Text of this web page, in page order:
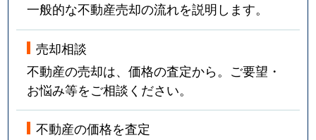
一般的な不動産売却の流れを説明します。
売却相談
不動産の売却は、価格の査定から。ご要望・
お悩み等をご相談ください。
不動産の価格を査定